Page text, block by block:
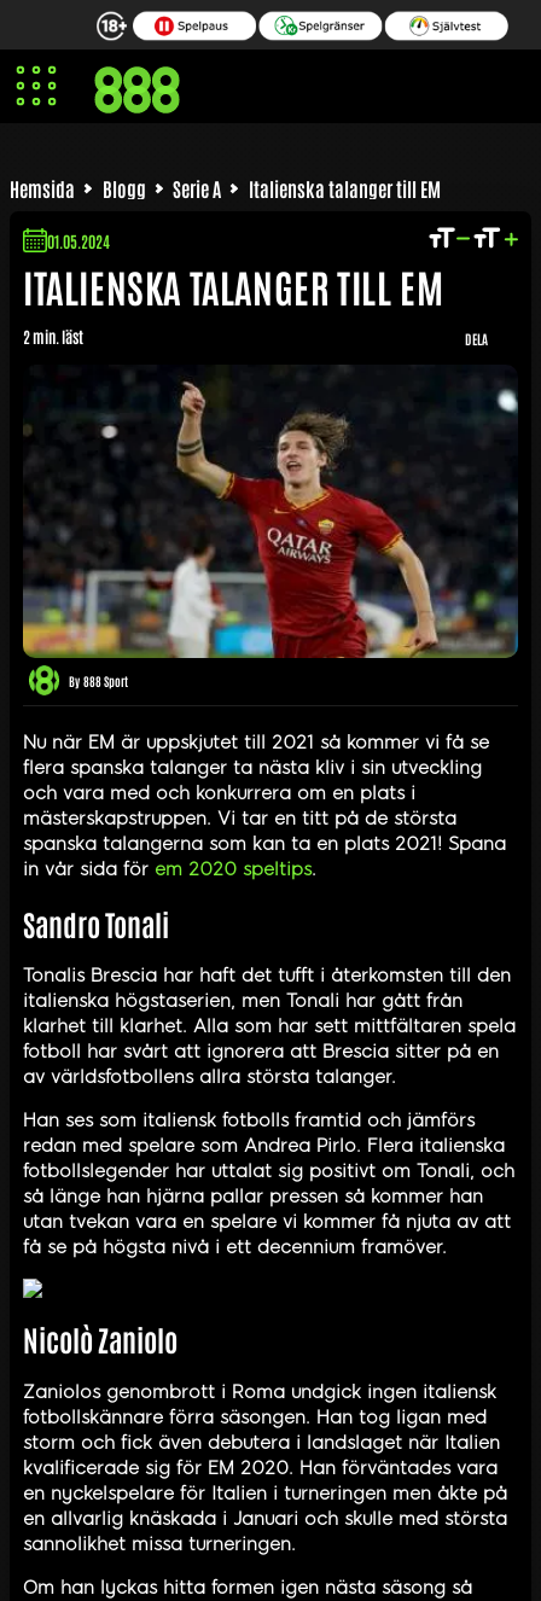
Hemsida Blogg Serie A Italienska talanger till EM
ITALIENSKA TALANGER TILL EM
01.05.2024
2 min. läst
By 888 Sport
DELA
Nu när EM är uppskjutet till 2021 så kommer vi få se
flera spanska talanger ta nästa kliv i sin utveckling
och vara med och konkurrera om en plats i
mästerskapstruppen. Vi tar en titt på de största
spanska talangerna som kan ta en plats 2021! Spana
in vår sida för em 2020 speltips.
Sandro Tonali
Tonalis Brescia har haft det tufft i återkomsten till den
italienska högstaserien, men Tonali har gått från
klarhet till klarhet. Alla som har sett mittfältaren spela
fotboll har svårt att ignorera att Brescia sitter på en
av världsfotbollens allra största talanger.
Han ses som italiensk fotbolls framtid och jämförs
redan med spelare som Andrea Pirlo. Flera italienska
fotbollslegender har uttalat sig positivt om Tonali, och
så länge han hjärna pallar pressen så kommer han
utan tvekan vara en spelare vi kommer få njuta av att
få se på högsta nivå i ett decennium framöver.
Nicolò Zaniolo
Zaniolos genombrott i Roma undgick ingen italiensk
fotbollskännare förra säsongen. Han tog ligan med
storm och fick även debutera i landslaget när Italien
kvalificerade sig för EM 2020. Han förväntades vara
en nyckelspelare för Italien i turneringen men åkte på
en allvarlig knäskada i Januari och skulle med största
sannolikhet missa turneringen.
Om han lyckas hitta formen igen nästa säsong så
Sandro Tonali